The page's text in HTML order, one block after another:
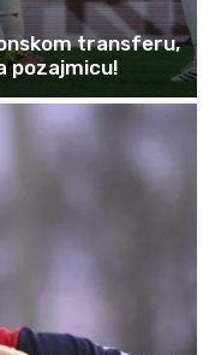
transferu,
pozajmicu!